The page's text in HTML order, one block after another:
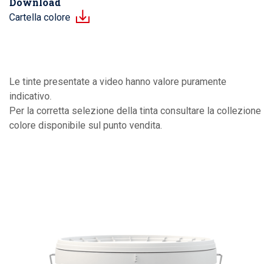
Cartella colore
Le tinte presentate a video hanno valore puramente
indicativo.
Per la corretta selezione della tinta consultare la collezione
colore disponibile sul punto vendita.